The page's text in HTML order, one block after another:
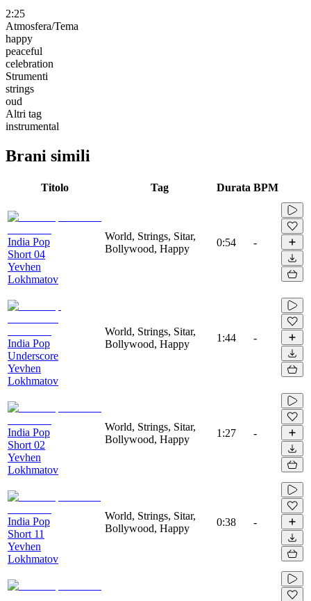
2:25
Atmosfera/Tema
happy
peaceful
celebration
Strumenti
strings
oud
Altri tag
instrumental
Brani simili
Titolo Tag Durata BPM
India Pop
Short 04
Yevhen
Lokhmatov
World, Strings, Sitar,
Bollywood, Happy
0:54 -
India Pop
Underscore
Yevhen
Lokhmatov
World, Strings, Sitar,
Bollywood, Happy
1:44 -
India Pop
Short 02
Yevhen
Lokhmatov
World, Strings, Sitar,
Bollywood, Happy
1:27 -
India Pop
Short 11
Yevhen
Lokhmatov
World, Strings, Sitar,
Bollywood, Happy
0:38 -